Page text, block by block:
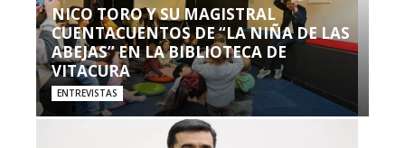
NICO TORO Y SU MAGISTRAL
CUENTACUENTOS DE “LA NIÑA DE LAS
ABEJAS” EN LA BIBLIOTECA DE
VITACURA
ENTREVISTAS